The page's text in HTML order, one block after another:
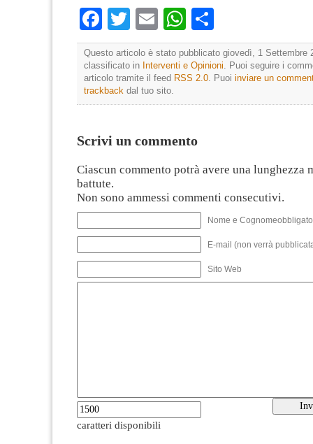
Facebook
TwitterEmailWhatsApp
Questo articolo è stato pubblicato giovedì, 1 Settembre
classificato in Interventi e Opinioni. Puoi seguire i
articolo tramite il feed RSS 2.0. Puoi inviare un
trackback dal tuo sito.
Scrivi un commento
Ciascun commento potrà avere una lunghezza
battute.
Non sono ammessi commenti consecutivi.
Nome e
E-mail (non verrà
Sito Web
caratteri disponibili